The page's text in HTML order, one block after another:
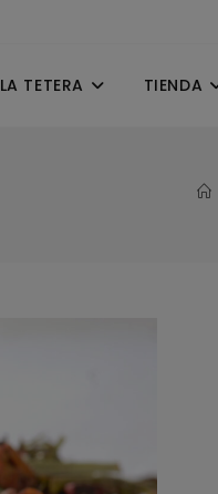
LA TETERA TIENDA